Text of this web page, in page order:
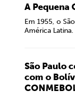
A Pequena
Em 1955, o
América
São Paulo
com o